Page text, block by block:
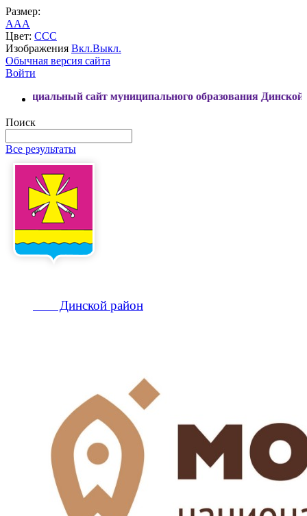
Размер:
AAA
Цвет: CCC
Изображения Вкл.Выкл.
Обычная версия сайта
Войти
сайт муниципального образования Динской район
Поиск
Все результаты
Динской район